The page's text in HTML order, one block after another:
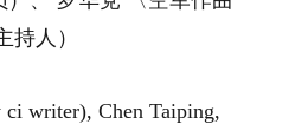
持人）
writer), Chen Taiping,